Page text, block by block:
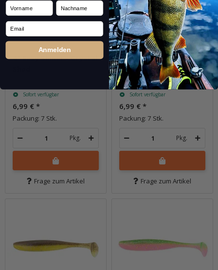
4" Easy Shiner - Crystal
Sofort verfügbar
6,99 € *
Packung: 7 Stk.
Pkg.
Frage zum Artikel
4" Easy Shiner - Delta
Craw
Sofort verfügbar
6,99 € *
Packung: 7 Stk.
Pkg.
Frage zum Artikel
Vorname Nachname
Email
Anmelden